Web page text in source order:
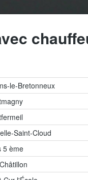
le-Bretonneux
Saint-Cloud
5 ème